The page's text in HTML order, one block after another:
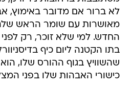
לא ברור אם מדובר באימוץ,
מאושרות עם שומר הראש
החדש. למי שלא זוכר, רק
בתו הקטנה ליום כיף
שהשוויץ בגוף ההורס שלו,
כישורי האבהות שלו בפני